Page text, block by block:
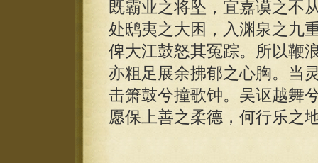
既霸业之将坠，宜嘉谟之不
处鸱夷之大困，入渊泉之九
俾大江鼓怒其冤踪。所以鞭
亦粗足展余拂郁之心胸。当
击箫鼓兮撞歌钟。吴讴越舞
愿保上善之柔德，何行乐之